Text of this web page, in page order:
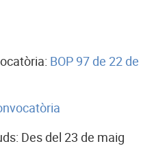
BOP 97 de 22 de
Des del 23 de maig